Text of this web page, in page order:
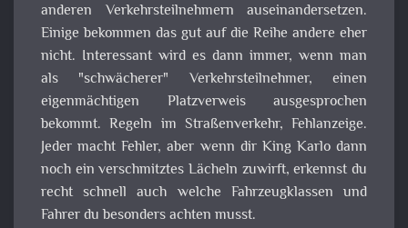
anderen Verkehrsteilnehmern auseinandersetzen.
Einige bekommen das gut auf die Reihe andere eher
nicht. Interessant wird es dann immer, wenn man
als "schwächerer" Verkehrsteilnehmer, einen
eigenmächtigen Platzverweis ausgesprochen
bekommt. Regeln im Straßenverkehr, Fehlanzeige.
Jeder macht Fehler, aber wenn dir King Karlo dann
noch ein verschmitztes Lächeln zuwirft, erkennst du
recht schnell auch welche Fahrzeugklassen und
Fahrer du besonders achten musst.